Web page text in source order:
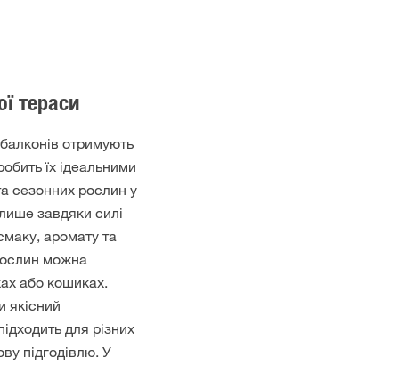
тераси
отримують
їх ідеальними
сезонних рослин у
завдяки силі
аромату та
можна
або кошиках.
якісний
для різних
підгодівлю. У